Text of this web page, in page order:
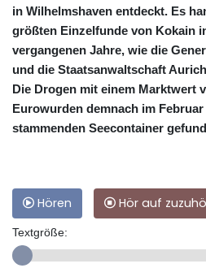
in Wilhelmshaven entdeckt. Es
größten Einzelfunde von Kokain
vergangenen Jahre, wie die
und die Staatsanwaltschaft
Die Drogen mit einem Marktwert
Eurowurden demnach im
stammenden Seecontainer
Hören Hör auf
Textgröße: